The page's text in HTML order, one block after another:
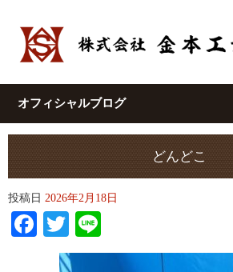
オフィシャルブログ
どんどこ
投稿日 2026年2月18日
Facebook
Twitter